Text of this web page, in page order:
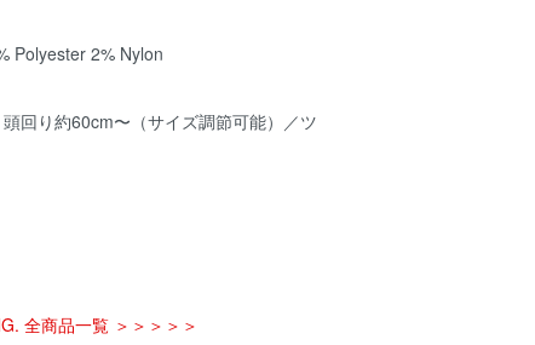
Polyester 2% Nylon
回り約60cm〜（サイズ調節可能）／ツ
全商品一覧 ＞＞＞＞＞